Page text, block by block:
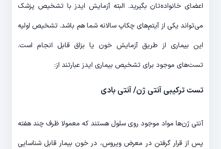
اعضای خانواده‌تان بگیرید. البته آزمایش ایدز با تشخیص پزشک
می‌تواند یکی از آیتم‌های چکاپ سالانه شما هم باشد. تشخیص اولیه
این بیماری از طریق آزمایش خون یا بزاق قابل انجام است.
تست‌های موجود برای تشخیص بیماری ایدز عبارتند از:
تست ترکیبی آنتی ژن/ آنتی بادی
آنتی ژن‌ها مواد موجود روی سلول هستند که معمولا ظرف چند هفته
پس از قرار گرفتن در معرض ویروس، در خون بیمار قابل شناسایی